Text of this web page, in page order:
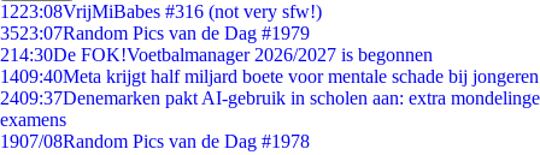
1223:08VrijMiBabes #316 (not very sfw!)
3523:07Random Pics van de Dag #1979
214:30De FOK!Voetbalmanager 2026/2027 is begonnen
1409:40Meta krijgt half miljard boete voor mentale schade bij jongeren
2409:37Denemarken pakt AI-gebruik in scholen aan: extra mondelinge
examens
1907/08Random Pics van de Dag #1978